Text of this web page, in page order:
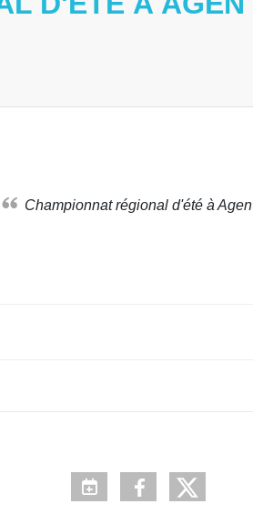
Championnat régional d'été à Agen